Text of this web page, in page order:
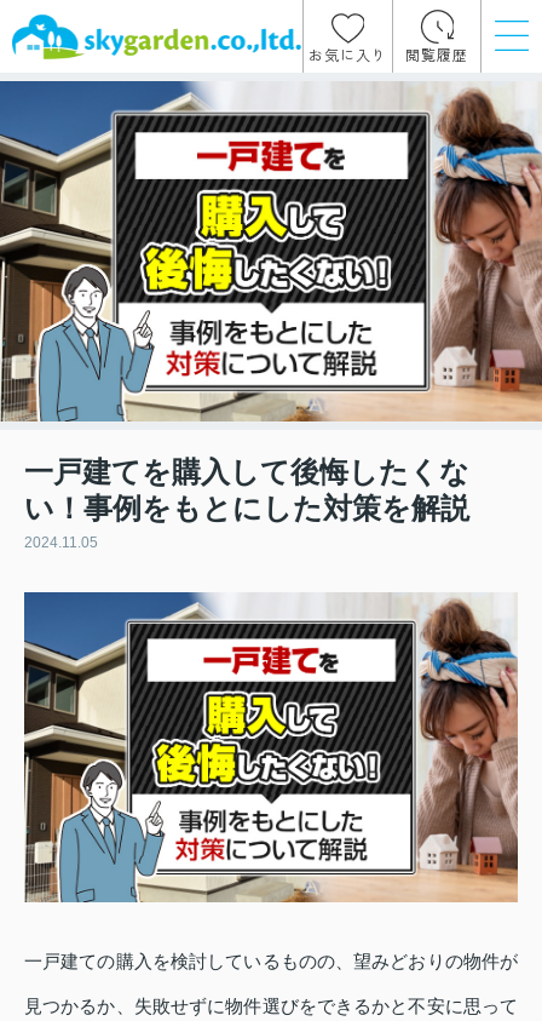
お気に入り 閲覧履歴
一戸建てを購入して後悔したくな
い！事例をもとにした対策を解説
2024.11.05
一戸建ての購入を検討しているものの、望みどおりの物件が
見つかるか、失敗せずに物件選びをできるかと不安に思って